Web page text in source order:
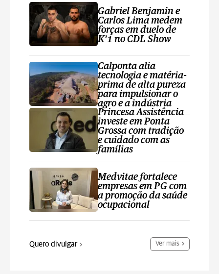
Gabriel Benjamin e
Carlos Lima medem
forças em duelo de
K’1 no CDL Show
Calponta alia
tecnologia e matéria-
prima de alta pureza
para impulsionar o
agro e a indústria
Princesa Assistência
investe em Ponta
Grossa com tradição
e cuidado com as
famílias
Medvitae fortalece
empresas em PG com
a promoção da saúde
ocupacional
Quero divulgar Ver mais